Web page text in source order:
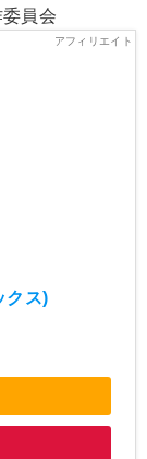
員会
クス)